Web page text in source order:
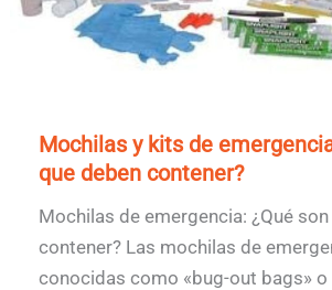
Mochilas y kits de
que deben contener?
Mochilas de emergencia: ¿Qué
contener? Las mochilas de
conocidas como «bug-out bags»